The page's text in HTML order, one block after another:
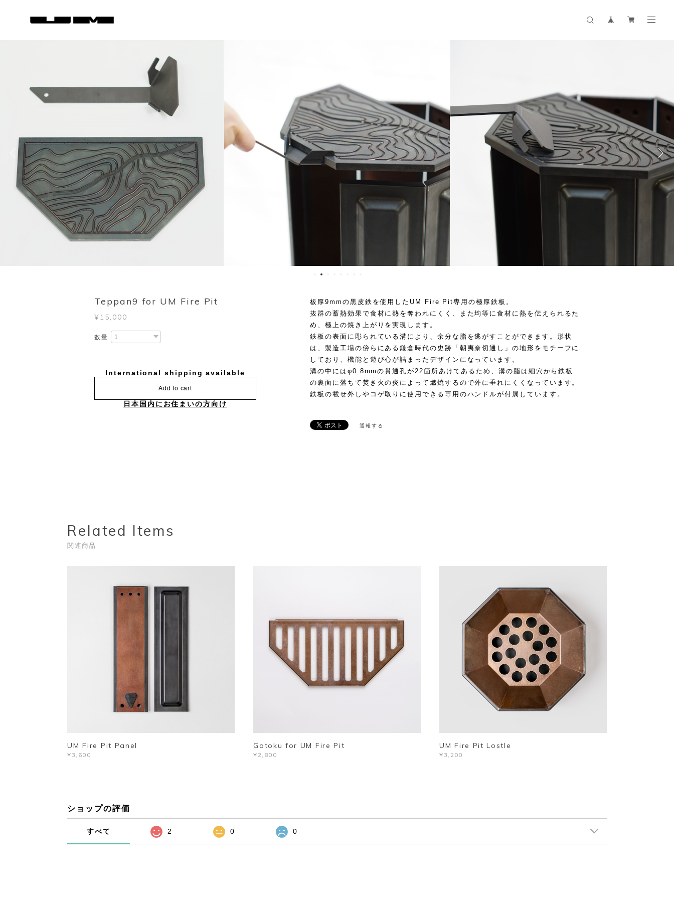
Teppan9 for UM Fire Pit
¥15,000
数量
International shipping available
Add to cart
日本国内にお住まいの方向け
板厚9mmの黒皮鉄を使用したUM Fire Pit専用の極厚鉄板。
抜群の蓄熱効果で食材に熱を奪われにくく、また均等に食材に熱を伝えられるた
め、極上の焼き上がりを実現します。
鉄板の表面に彫られている溝により、余分な脂を逃がすことができます。形状
は、製造工場の傍らにある鎌倉時代の史跡「朝夷奈切通し」の地形をモチーフに
しており、機能と遊び心が詰まったデザインになっています。
溝の中にはφ0.8mmの貫通孔が22箇所あけてあるため、溝の脂は細穴から鉄板
の裏面に落ちて焚き火の炎によって燃焼するので外に垂れにくくなっています。
鉄板の載せ外しやコゲ取りに使用できる専用のハンドルが付属しています。
通報する
Related Items
関連商品
UM Fire Pit Panel
¥3,600
Gotoku for UM Fire Pit
¥2,800
UM Fire Pit Lostle
¥3,200
ショップの評価
すべて 2 0 0